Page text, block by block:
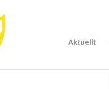
Aktuellt